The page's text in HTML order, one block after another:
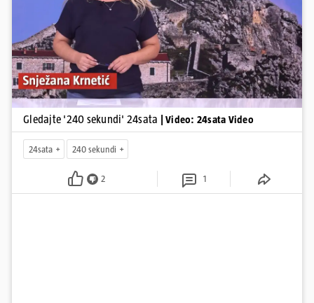
Pokretanje videa...
Gledajte '240 sekundi' 24sata | Video: 24sata Video
24sata 240 sekundi
2 1